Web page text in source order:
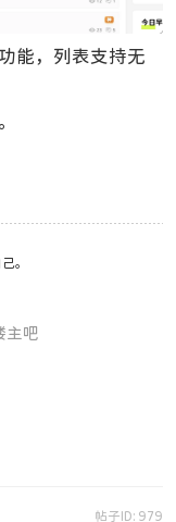
能，列表支持无
。
主吧
帖子ID: 979